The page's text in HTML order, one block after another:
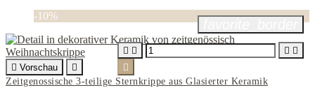
-10%
 Vorschau

Zeitgenossische 3-teilige Sternkrippe aus Glasierter Keramik
   
